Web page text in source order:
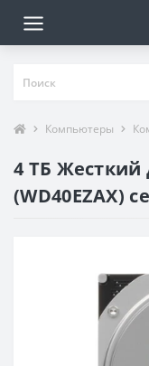
Компьютеры
4 ТБ Жесткий
(WD40EZAX)